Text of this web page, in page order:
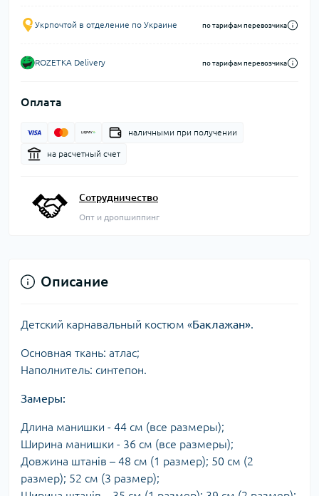
Укрпочтой в отделение по Украине по тарифам перевозчика
ROZETKA Delivery по тарифам перевозчика
Оплата
наличными при получении
на расчетный счет
Сотрудничество
Опт и дропшиппинг
Описание
Детский карнавальный костюм «Баклажан».
Основная ткань: атлас;
Наполнитель: синтепон.
Замеры:
Длина манишки - 44 см (все размеры);
Ширина манишки - 36 см (все размеры);
Довжина штанів – 48 см (1 размер); 50 см (2
размер); 52 см (3 размер);